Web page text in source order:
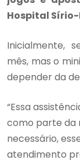
Hospital
Inicialmente,
mês, mas o
depender da
“Essa
como parte da
necessário,
atendimento